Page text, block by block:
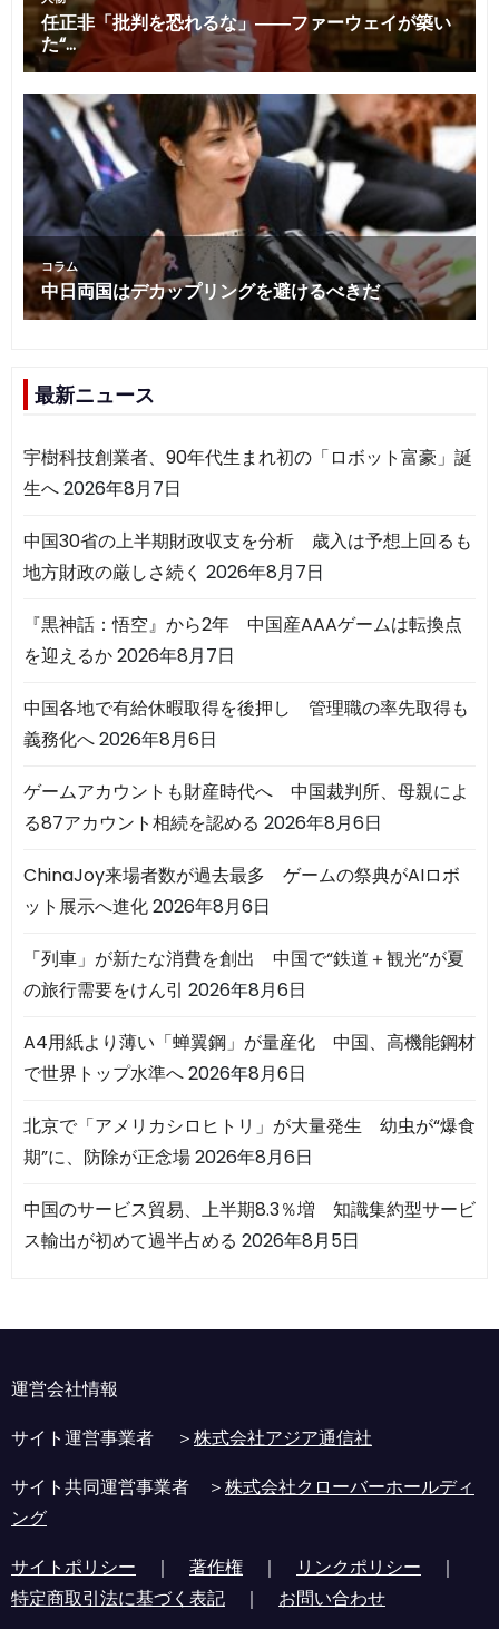
最新ニュース
宇樹科技創業者、90年代生まれ初の「ロボット富豪」誕
生へ2026年8月7日
中国30省の上半期財政収支を分析 歳入は予想上回るも
地方財政の厳しさ続く 2026年8月7日
『黒神話：悟空』から2年 中国産AAAゲームは転換点
を迎えるか2026年8月7日
中国各地で有給休暇取得を後押し 管理職の率先取得も
義務化へ2026年8月6日
ゲームアカウントも財産時代へ 中国裁判所、母親によ
る87アカウント相続を認める 2026年8月6日
ChinaJoy来場者数が過去最多 ゲームの祭典がAIロボ
ット展示へ進化2026年8月6日
「列車」が新たな消費を創出 中国で“鉄道＋観光”が夏
の旅行需要をけん引 2026年8月6日
A4用紙より薄い「蝉翼鋼」が量産化 中国、高機能鋼材
で世界トップ水準へ2026年8月6日
北京で「アメリカシロヒトリ」が大量発生 幼虫が“爆食
期”に、防除が正念場2026年8月6日
中国のサービス貿易、上半期8.3％増 知識集約型サービ
ス輸出が初めて過半占める 2026年8月5日
運営会社情報
サイト運営事業者 ＞株式会社アジア通信社
サイト共同運営事業者 ＞株式会社クローバーホールディ
ング
サイトポリシー ｜ 著作権 ｜ リンクポリシー ｜
特定商取引法に基づく表記 ｜ お問い合わせ